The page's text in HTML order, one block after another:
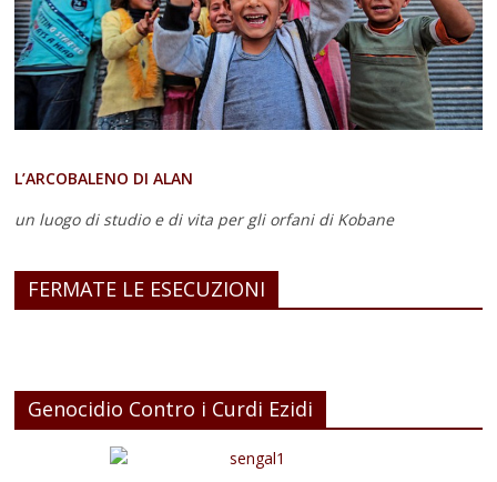
L’ARCOBALENO DI ALAN
un luogo di studio e di vita per gli orfani di Kobane
FERMATE LE ESECUZIONI
Genocidio Contro i Curdi Ezidi